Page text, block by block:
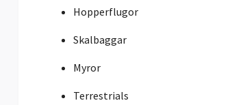
Hopperflugor
Skalbaggar
Myror
Terrestrials